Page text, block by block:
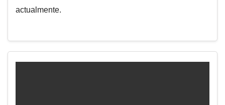
actualmente.